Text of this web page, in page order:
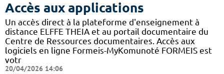
Accès aux applications
Un accès direct à la plateforme d'enseignement à
distance ELFFE THEIA et au portail documentaire du
Centre de Ressources documentaires. Accès aux
logiciels en ligne Formeis-MyKomunoté FORMEIS est
votr
20/04/2026 14:06